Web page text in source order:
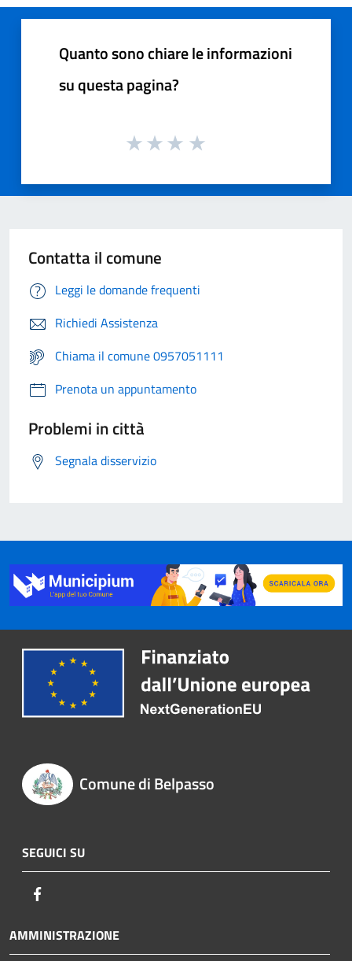
Quanto sono chiare le informazioni
su questa pagina?
Contatta il comune
Leggi le domande frequenti
Richiedi Assistenza
Chiama il comune 0957051111
Prenota un appuntamento
Problemi in città
Segnala disservizio
Comune di Belpasso
SEGUICI SU
AMMINISTRAZIONE